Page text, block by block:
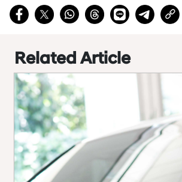
Related Article